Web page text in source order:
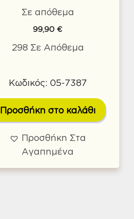
Σε απόθεμα
99,90€
298 Σε Απόθεμα
Κωδικός: 05-7387
Προσθήκη στο καλάθι
Προσθήκη Στα
Αγαπημένα